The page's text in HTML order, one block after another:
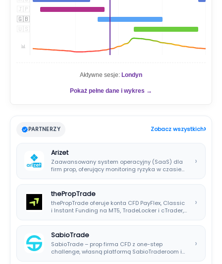
🇯🇵
🇬🇧
🇺🇸
📊
Aktywne sesje: Londyn
Pokaż pełne dane i wykres →
PARTNERZY Zobacz wszystkich›
Arizet
Zaawansowany system operacyjny (SaaS) dla
firm prop, oferujący monitoring ryzyka w czasie
›
thePropTrade
thePropTrade oferuje konta CFD PayFlex, Classic
i Instant Funding na MT5, TradeLocker i cTrader,…
›
SabioTrade
SabioTrade – prop firma CFD z one-step
challenge, własną platformą SabioTraderoom i
›